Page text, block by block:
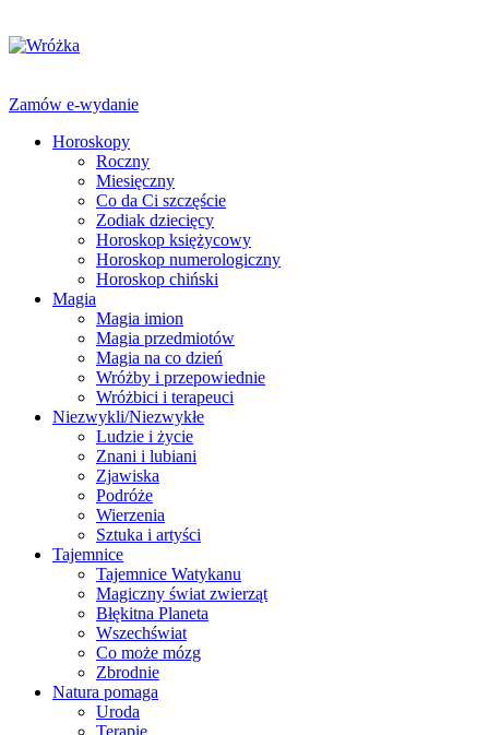
Zamów e-wydanie
Horoskopy
Roczny
Miesięczny
Co da Ci szczęście
Zodiak dziecięcy
Horoskop księżycowy
Horoskop numerologiczny
Horoskop chiński
Magia
Magia imion
Magia przedmiotów
Magia na co dzień
Wróżby i przepowiednie
Wróżbici i terapeuci
Niezwykli/Niezwykłe
Ludzie i życie
Znani i lubiani
Zjawiska
Podróże
Wierzenia
Sztuka i artyści
Tajemnice
Tajemnice Watykanu
Magiczny świat zwierząt
Błękitna Planeta
Wszechświat
Co może mózg
Zbrodnie
Natura pomaga
Uroda
Terapie